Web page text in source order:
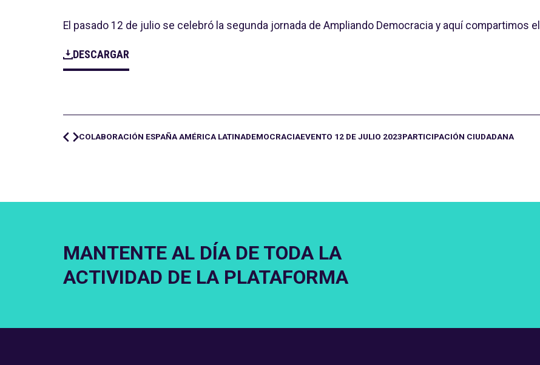
El pasado 12 de julio se celebró la segunda jornada de Ampliando Democracia y aquí compartimos
DESCARGAR
COLABORACIÓN ESPAÑA AMÉRICA LATINADEMOCRACIAEVENTO 12 DE JULIO 2023PARTICIPACIÓN CIUDADANA
MANTENTE AL DÍA DE TODA LA
ACTIVIDAD DE LA PLATAFORMA